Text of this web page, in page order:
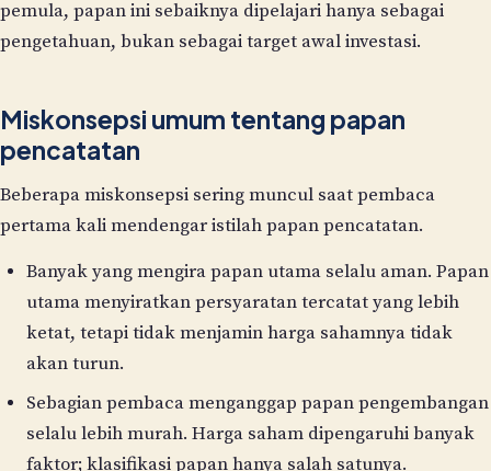
pemula, papan ini sebaiknya dipelajari hanya sebagai
pengetahuan, bukan sebagai target awal investasi.
Miskonsepsi umum tentang papan
pencatatan
Beberapa miskonsepsi sering muncul saat pembaca
pertama kali mendengar istilah papan pencatatan.
Banyak yang mengira papan utama selalu aman. Papan
utama menyiratkan persyaratan tercatat yang lebih
ketat, tetapi tidak menjamin harga sahamnya tidak
akan turun.
Sebagian pembaca menganggap papan pengembangan
selalu lebih murah. Harga saham dipengaruhi banyak
faktor; klasifikasi papan hanya salah satunya.